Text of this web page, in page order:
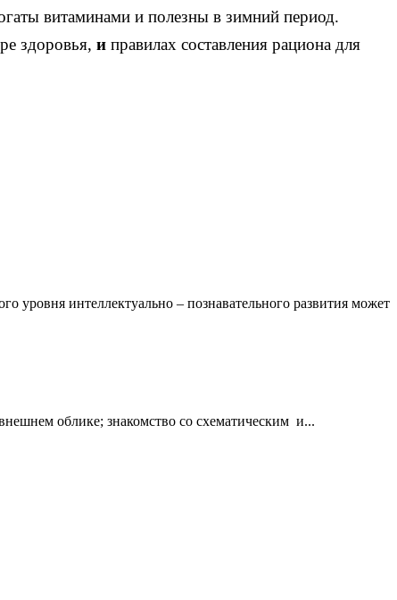
витаминами и полезны в зимний период.
здоровья, и правилах составления рациона для
уровня интеллектуально – познавательного развития может
облике; знакомство со схематическим и...